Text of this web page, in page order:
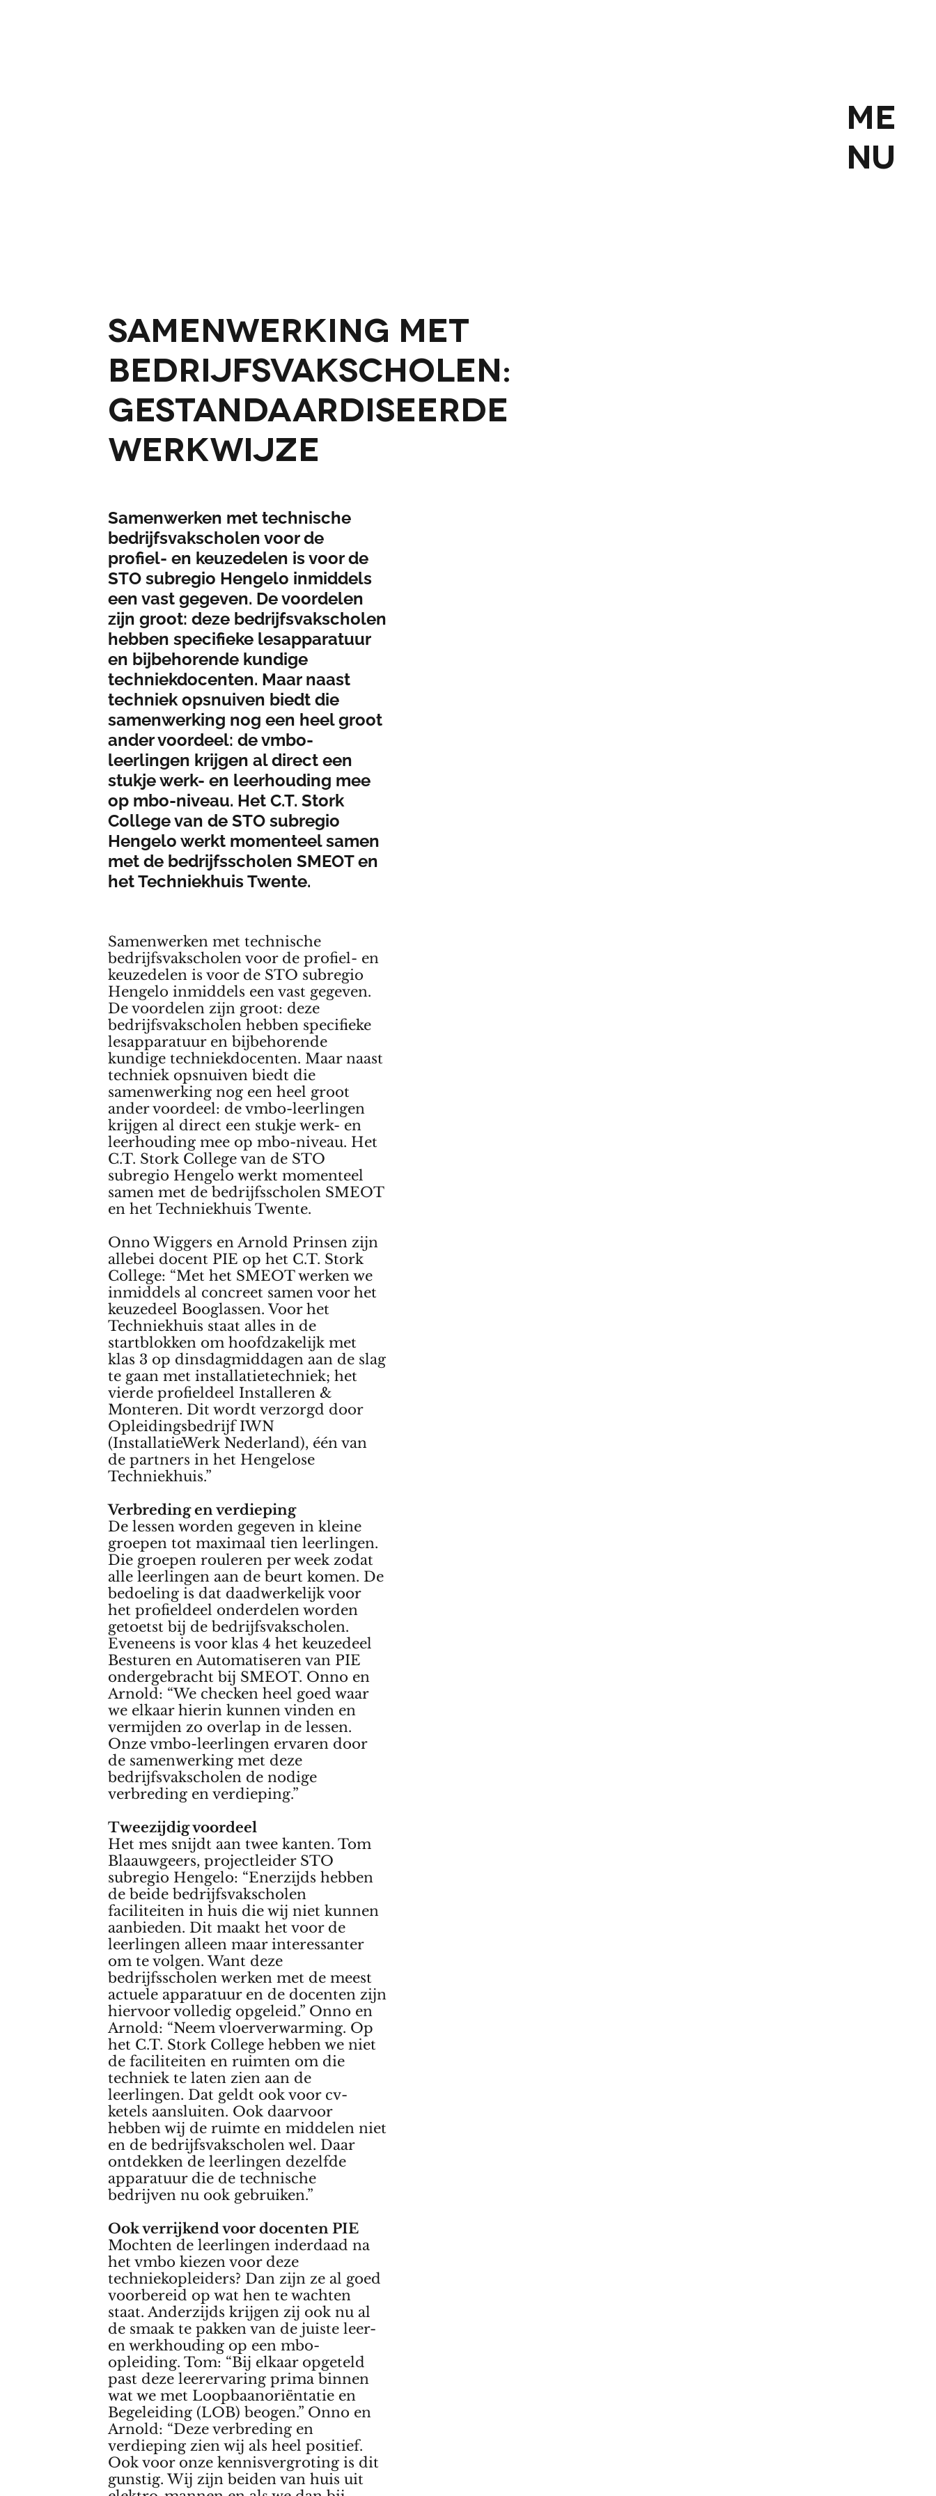
Samenwerking met
bedrijfsvakscholen:
gestandaardiseerde
werkwijze
Samenwerken met technische
bedrijfsvakscholen voor de
profiel- en keuzedelen is voor de
STO subregio Hengelo inmiddels
een vast gegeven. De voordelen
zijn groot: deze bedrijfsvakscholen
hebben specifieke lesapparatuur
en bijbehorende kundige
techniekdocenten. Maar naast
techniek opsnuiven biedt die
samenwerking nog een heel groot
ander voordeel: de vmbo-
leerlingen krijgen al direct een
stukje werk- en leerhouding mee
op mbo-niveau. Het C.T. Stork
College van de STO subregio
Hengelo werkt momenteel samen
met de bedrijfsscholen SMEOT en
het Techniekhuis Twente.
Samenwerken met technische
bedrijfsvakscholen voor de profiel- en
keuzedelen is voor de STO subregio
Hengelo inmiddels een vast gegeven.
De voordelen zijn groot: deze
bedrijfsvakscholen hebben specifieke
lesapparatuur en bijbehorende
kundige techniekdocenten. Maar naast
techniek opsnuiven biedt die
samenwerking nog een heel groot
ander voordeel: de vmbo-leerlingen
krijgen al direct een stukje werk- en
leerhouding mee op mbo-niveau. Het
C.T. Stork College van de STO
subregio Hengelo werkt momenteel
samen met de bedrijfsscholen SMEOT
en het Techniekhuis Twente.
Onno Wiggers en Arnold Prinsen zijn
allebei docent PIE op het C.T. Stork
College: “Met het SMEOT werken we
inmiddels al concreet samen voor het
keuzedeel Booglassen. Voor het
Techniekhuis staat alles in de
startblokken om hoofdzakelijk met
klas 3 op dinsdagmiddagen aan de slag
te gaan met installatietechniek; het
vierde profieldeel Installeren &
Monteren. Dit wordt verzorgd door
Opleidingsbedrijf IWN
(InstallatieWerk Nederland), één van
de partners in het Hengelose
Techniekhuis.”
Verbreding en verdieping
De lessen worden gegeven in kleine
groepen tot maximaal tien leerlingen.
Die groepen rouleren per week zodat
alle leerlingen aan de beurt komen. De
bedoeling is dat daadwerkelijk voor
het profieldeel onderdelen worden
getoetst bij de bedrijfsvakscholen.
Eveneens is voor klas 4 het keuzedeel
Besturen en Automatiseren van PIE
ondergebracht bij SMEOT. Onno en
Arnold: “We checken heel goed waar
we elkaar hierin kunnen vinden en
vermijden zo overlap in de lessen.
Onze vmbo-leerlingen ervaren door
de samenwerking met deze
bedrijfsvakscholen de nodige
verbreding en verdieping.”
Tweezijdig voordeel
Het mes snijdt aan twee kanten. Tom
Blaauwgeers, projectleider STO
subregio Hengelo: “Enerzijds hebben
de beide bedrijfsvakscholen
faciliteiten in huis die wij niet kunnen
aanbieden. Dit maakt het voor de
leerlingen alleen maar interessanter
om te volgen. Want deze
bedrijfsscholen werken met de meest
actuele apparatuur en de docenten zijn
hiervoor volledig opgeleid.” Onno en
Arnold: “Neem vloerverwarming. Op
het C.T. Stork College hebben we niet
de faciliteiten en ruimten om die
techniek te laten zien aan de
leerlingen. Dat geldt ook voor cv-
ketels aansluiten. Ook daarvoor
hebben wij de ruimte en middelen niet
en de bedrijfsvakscholen wel. Daar
ontdekken de leerlingen dezelfde
apparatuur die de technische
bedrijven nu ook gebruiken.”
Ook verrijkend voor docenten PIE
Mochten de leerlingen inderdaad na
het vmbo kiezen voor deze
techniekopleiders? Dan zijn ze al goed
voorbereid op wat hen te wachten
staat. Anderzijds krijgen zij ook nu al
de smaak te pakken van de juiste leer-
en werkhouding op een mbo-
opleiding. Tom: “Bij elkaar opgeteld
past deze leerervaring prima binnen
wat we met Loopbaanoriëntatie en
Begeleiding (LOB) beogen.” Onno en
Arnold: “Deze verbreding en
verdieping zien wij als heel positief.
Ook voor onze kennisvergroting is dit
gunstig. Wij zijn beiden van huis uit
ME
NU